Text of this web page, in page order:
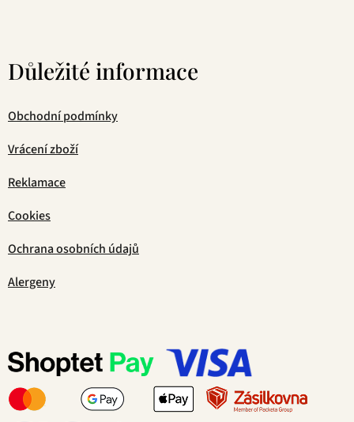
Důležité informace
Obchodní podmínky
Vrácení zboží
Reklamace
Cookies
Ochrana osobních údajů
Alergeny